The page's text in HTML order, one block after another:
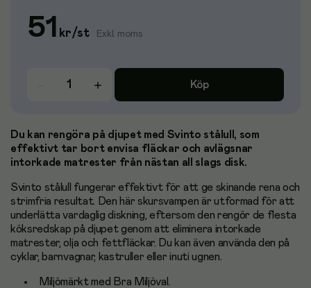
51 kr/st Exkl. moms
Köp
Du kan rengöra på djupet med Svinto stålull, som
effektivt tar bort envisa fläckar och avlägsnar
intorkade matrester från nästan all slags disk.
Svinto stålull fungerar effektivt för att ge skinande rena och
strimfria resultat. Den här skursvampen är utformad för att
underlätta vardaglig diskning, eftersom den rengör de flesta
köksredskap på djupet genom att eliminera intorkade
matrester, olja och fettfläckar. Du kan även använda den på
cyklar, barnvagnar, kastruller eller inuti ugnen.
Miljömärkt med Bra Miljöval.